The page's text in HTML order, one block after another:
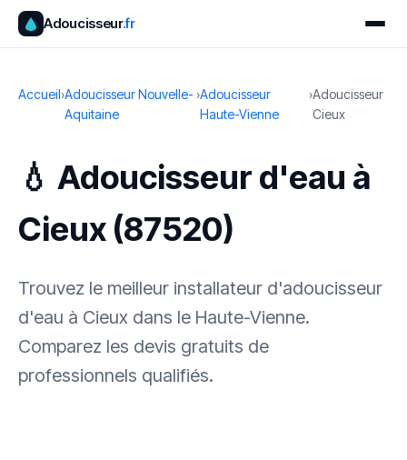
Adoucisseur.fr
Accueil›Adoucisseur Nouvelle-
Aquitaine
›Adoucisseur
Haute-Vienne
›Adoucisseur
Cieux
💧 Adoucisseur d'eau à
Cieux (87520)
Trouvez le meilleur installateur d'adoucisseur
d'eau à Cieux dans le Haute-Vienne.
Comparez les devis gratuits de
professionnels qualifiés.